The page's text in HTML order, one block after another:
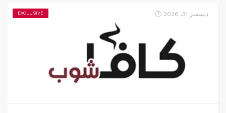
EXCLUSIVE ديسمبر 31, 2026